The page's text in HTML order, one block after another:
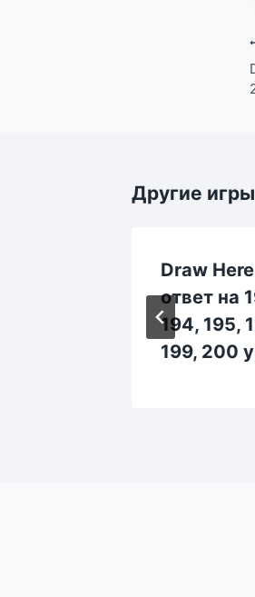
Другие игры
Draw
ответ на
194, 195,
199, 200